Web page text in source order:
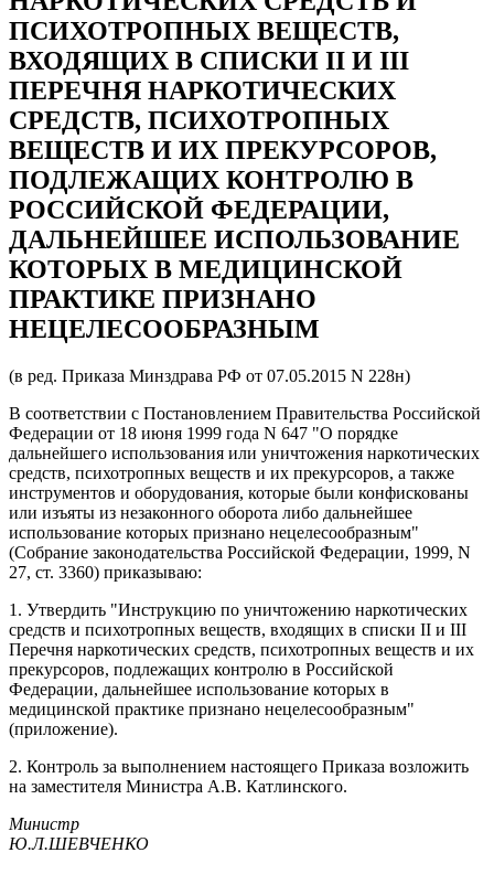
ПСИХОТРОПНЫХ ВЕЩЕСТВ,
ВХОДЯЩИХ В СПИСКИ II И III
ПЕРЕЧНЯ НАРКОТИЧЕСКИХ
СРЕДСТВ, ПСИХОТРОПНЫХ
ВЕЩЕСТВ И ИХ ПРЕКУРСОРОВ,
ПОДЛЕЖАЩИХ КОНТРОЛЮ В
РОССИЙСКОЙ ФЕДЕРАЦИИ,
ДАЛЬНЕЙШЕЕ ИСПОЛЬЗОВАНИЕ
КОТОРЫХ В МЕДИЦИНСКОЙ
ПРАКТИКЕ ПРИЗНАНО
НЕЦЕЛЕСООБРАЗНЫМ
(в ред. Приказа Минздрава РФ от 07.05.2015 N 228н)
В соответствии с Постановлением Правительства Российской
Федерации от 18 июня 1999 года N 647 "О порядке
дальнейшего использования или уничтожения наркотических
средств, психотропных веществ и их прекурсоров, а также
инструментов и оборудования, которые были конфискованы
или изъяты из незаконного оборота либо дальнейшее
использование которых признано нецелесообразным"
(Собрание законодательства Российской Федерации, 1999, N
27, ст. 3360) приказываю:
1. Утвердить "Инструкцию по уничтожению наркотических
средств и психотропных веществ, входящих в списки II и III
Перечня наркотических средств, психотропных веществ и их
прекурсоров, подлежащих контролю в Российской
Федерации, дальнейшее использование которых в
медицинской практике признано нецелесообразным"
(приложение).
2. Контроль за выполнением настоящего Приказа возложить
на заместителя Министра А.В. Катлинского.
Министр
Ю.Л.ШЕВЧЕНКО